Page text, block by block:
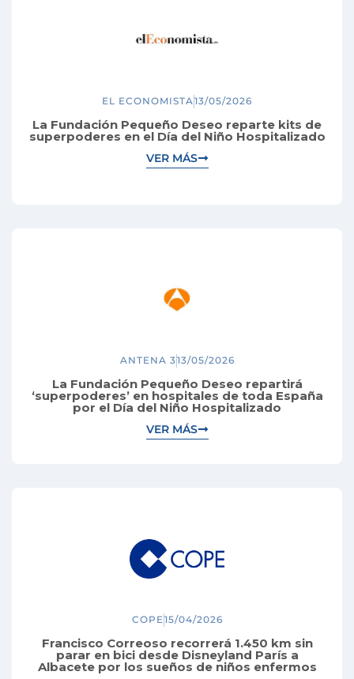
EL ECONOMISTA13/05/2026
La Fundación Pequeño Deseo reparte kits de
superpoderes en el Día del Niño Hospitalizado
VER MÁS
ANTENA 313/05/2026
La Fundación Pequeño Deseo repartirá
‘superpoderes’ en hospitales de toda España
por el Día del Niño Hospitalizado
VER MÁS
COPE15/04/2026
Francisco Correoso recorrerá 1.450 km sin
parar en bici desde Disneyland París a
Albacete por los sueños de niños enfermos